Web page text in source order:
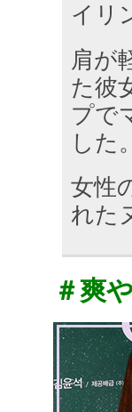
イリ
肩が
た彼
プで
した。
女性
れた
＃爽